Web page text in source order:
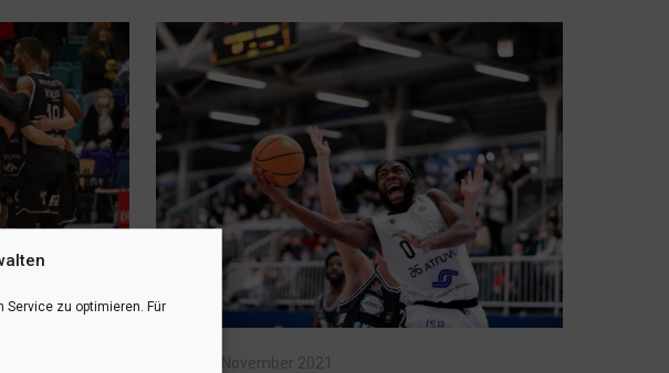
Service zu optimieren. Für
21. November 2021